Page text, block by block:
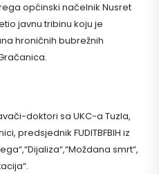
općinski načelnik Nusret
javnu tribinu koju je
hroničnih bubrežnih
doktori sa UKC-a Tuzla,
predsjednik FUDITBFBIH iz
smrt“,